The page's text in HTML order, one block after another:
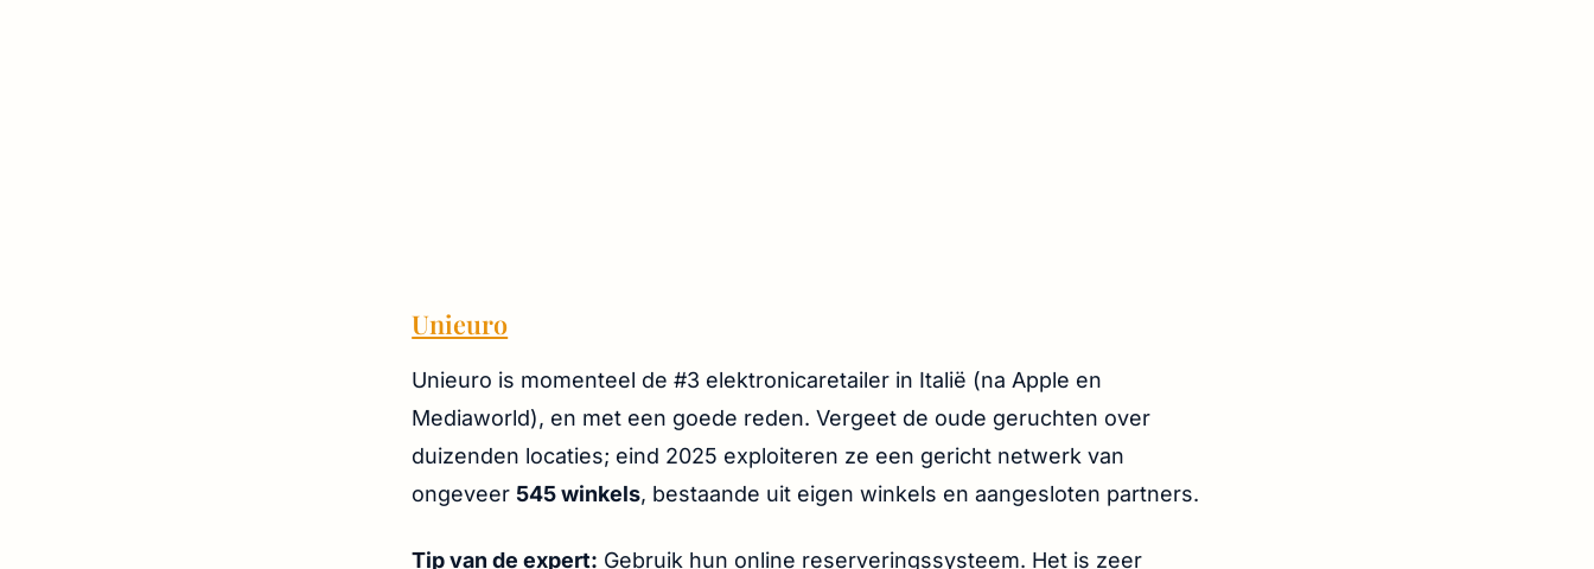
Unieuro
Unieuro is momenteel de #3 elektronicaretailer in Italië (na Apple en
Mediaworld), en met een goede reden. Vergeet de oude geruchten over
duizenden locaties; eind 2025 exploiteren ze een gericht netwerk van
ongeveer 545 winkels, bestaande uit eigen winkels en aangesloten partners.
Tip van de expert: Gebruik hun online reserveringssysteem. Het is zeer